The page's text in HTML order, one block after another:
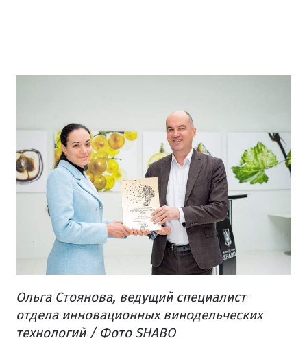
Ольга Стоянова, ведущий специалист
отдела инновационных винодельческих
технологий / Фото SHABO